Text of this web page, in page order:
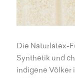
Die Naturlatex-
Synthetik und
indigene Völker